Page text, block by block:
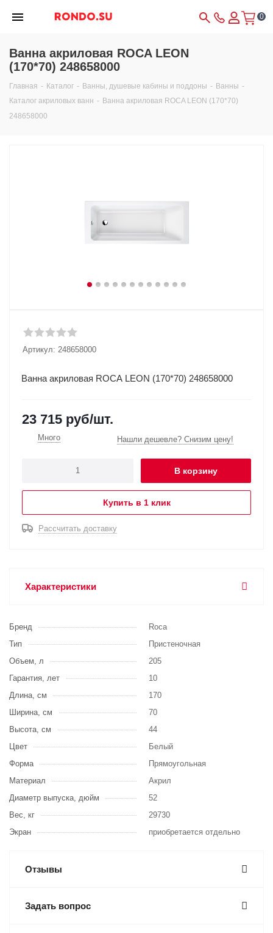
0
Ванна акриловая ROCA LEON
(170*70) 248658000
Главная - Каталог - Ванны, душевые кабины и поддоны - Ванны -
Каталог акриловых ванн - Ванна акриловая ROCA LEON (170*70)
248658000
Артикул: 248658000
Ванна акриловая ROCA LEON (170*70) 248658000
23 715 руб/шт.
Много Нашли дешевле? Снизим цену!
В корзину
Купить в 1 клик
Рассчитать доставку
Характеристики
Бренд
Roca
Тип
Пристеночная
Объем, л
205
Гарантия, лет
10
Длина, см
170
Ширина, см
70
Высота, см
44
Цвет
Белый
Форма
Прямоугольная
Материал
Акрил
Диаметр выпуска, дюйм
52
Вес, кг
29730
Экран
приобретается отдельно
Отзывы
Задать вопрос